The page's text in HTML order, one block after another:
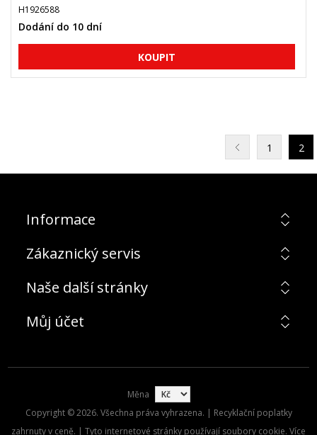
H1926588
Dodání do 10 dní
1 2
Informace
Zákaznický servis
Naše další stránky
Můj účet
Měna
Copyright © 2026. Všechna práva vyhrazena. | Recyklační poplatky
zahrnuty v ceně. | Tyto internetové stránky používají soubory cookie. Více